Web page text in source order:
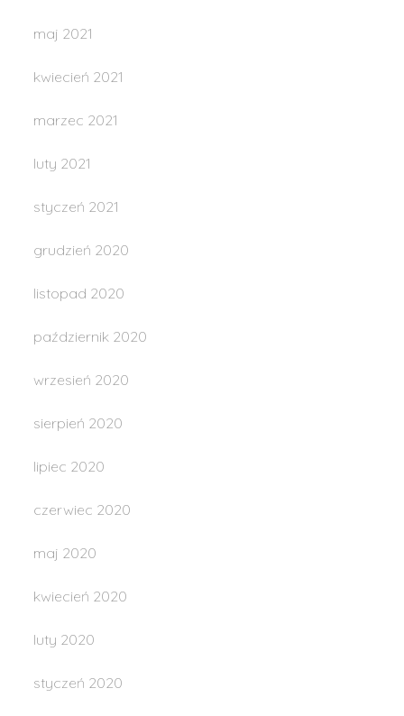
maj 2021
kwiecień 2021
marzec 2021
luty 2021
styczeń 2021
grudzień 2020
listopad 2020
październik 2020
wrzesień 2020
sierpień 2020
lipiec 2020
czerwiec 2020
maj 2020
kwiecień 2020
luty 2020
styczeń 2020